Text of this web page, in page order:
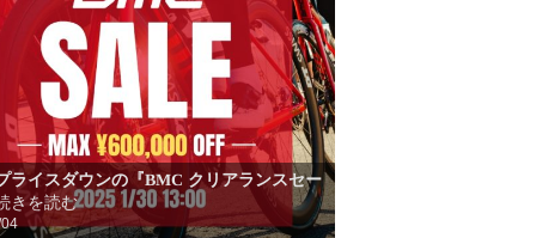
ライスダウンの『BMC クリアランスセー
きを読む